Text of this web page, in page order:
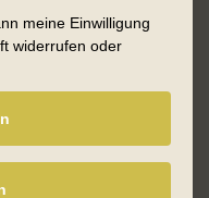
meine Einwilligung
widerrufen oder